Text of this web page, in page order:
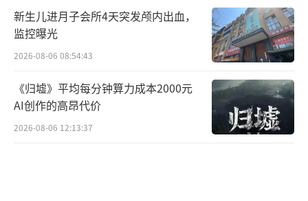
刑三年，并处罚金人民币十万元；被告人钟某
犯传播淫秽物品牟利罪，判处有期徒刑二年，
缓刑二年六个月，并处罚金人民币四万元；被
告人钟某杰犯传播淫秽物品牟利罪，判处有期
徒刑一年六个月，缓刑二年，并处罚金人民币
三万元；被告人李某武犯帮助信息网络犯罪活
新生儿进月子会所4天突发颅内出血，
监控曝光
2026-08-06 08:54:43
《归墟》平均每分钟算力成本2000元
AI创作的高昂代价
2026-08-06 12:13:37